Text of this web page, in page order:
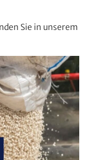
Sie in unserem